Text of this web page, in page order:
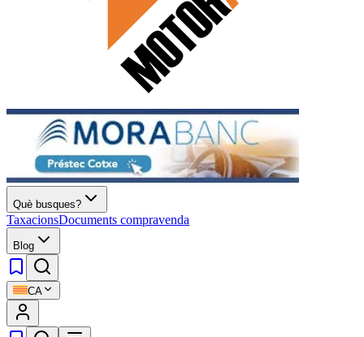
Què busques?
TaxacionsDocuments compravenda
Blog
CA